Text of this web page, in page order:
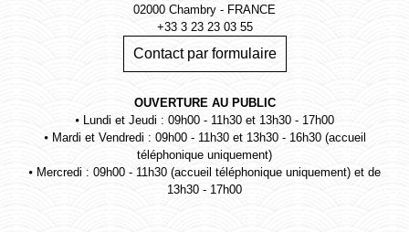
02000 Chambry - FRANCE
+33 3 23 23 03 55
Contact par formulaire
OUVERTURE AU PUBLIC
⦁ Lundi et Jeudi : 09h00 - 11h30 et 13h30 - 17h00
⦁ Mardi et Vendredi : 09h00 - 11h30 et 13h30 - 16h30 (accueil
téléphonique uniquement)
⦁ Mercredi : 09h00 - 11h30 (accueil téléphonique uniquement) et de
13h30 - 17h00